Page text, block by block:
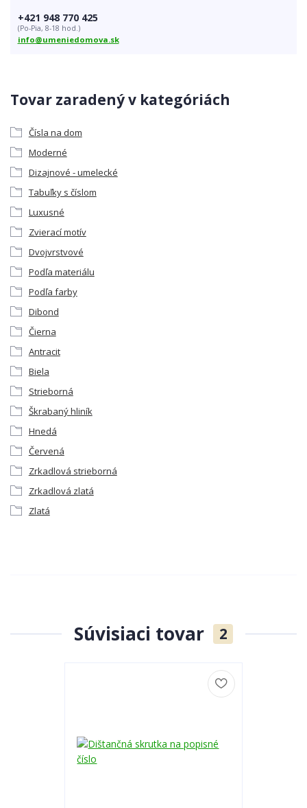
Tovar zaradený v kategóriách
Čísla na dom
Moderné
Dizajnové - umelecké
Tabuľky s číslom
Luxusné
Zvierací motív
Dvojvrstvové
Podľa materiálu
Podľa farby
Dibond
Čierna
Antracit
Biela
Strieborná
Škrabaný hliník
Hnedá
Červená
Zrkadlová strieborná
Zrkadlová zlatá
Zlatá
+421 948 770 425
(Po-Pia, 8-18 hod.)
info@umeniedomova.sk
Súvisiaci tovar 2